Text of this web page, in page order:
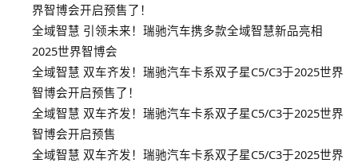
界智博会开启预售了！
全域智慧 引领未来！瑞驰汽车携多款全域智慧新品亮相
2025世界智博会
全域智慧 双车齐发！瑞驰汽车卡系双子星C5/C3于2025世界
智博会开启预售了！
全域智慧 双车齐发！瑞驰汽车卡系双子星C5/C3于2025世界
智博会开启预售
全域智慧 双车齐发！瑞驰汽车卡系双子星C5/C3于2025世界